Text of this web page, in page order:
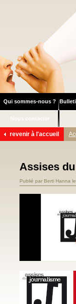
Qui sommes-nous ?
Nous contacter
revenir à l'accueil
Assises
Publié par Berti Hanna